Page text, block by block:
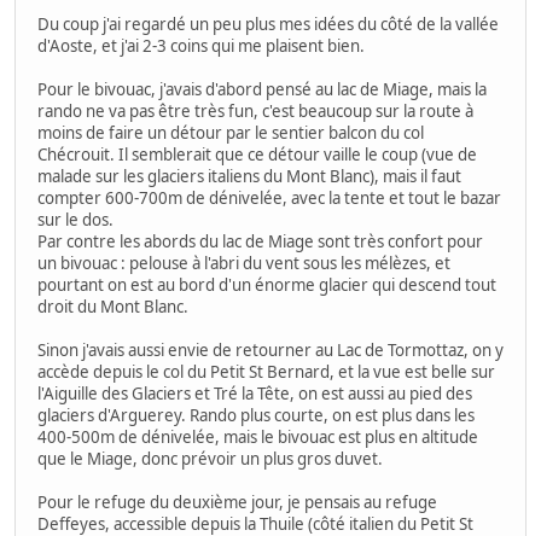
Du coup j'ai regardé un peu plus mes idées du côté de la vallée
d'Aoste, et j'ai 2-3 coins qui me plaisent bien.
Pour le bivouac, j'avais d'abord pensé au lac de Miage, mais la
rando ne va pas être très fun, c'est beaucoup sur la route à
moins de faire un détour par le sentier balcon du col
Chécrouit. Il semblerait que ce détour vaille le coup (vue de
malade sur les glaciers italiens du Mont Blanc), mais il faut
compter 600-700m de dénivelée, avec la tente et tout le bazar
sur le dos.
Par contre les abords du lac de Miage sont très confort pour
un bivouac : pelouse à l'abri du vent sous les mélèzes, et
pourtant on est au bord d'un énorme glacier qui descend tout
droit du Mont Blanc.
Sinon j'avais aussi envie de retourner au Lac de Tormottaz, on y
accède depuis le col du Petit St Bernard, et la vue est belle sur
l'Aiguille des Glaciers et Tré la Tête, on est aussi au pied des
glaciers d'Arguerey. Rando plus courte, on est plus dans les
400-500m de dénivelée, mais le bivouac est plus en altitude
que le Miage, donc prévoir un plus gros duvet.
Pour le refuge du deuxième jour, je pensais au refuge
Deffeyes, accessible depuis la Thuile (côté italien du Petit St